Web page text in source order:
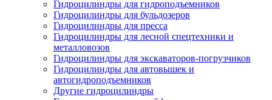
Гидроцилиндры для гидроподъемников
Гидроцилиндры для бульдозеров
Гидроцилиндры для пресса
Гидроцилиндры для лесной спецтехники и
металловозов
Гидроцилиндры для экскаваторов-погрузчиков
Гидроцилиндры для автовышек и
автогидроподъемников
Другие гидроцилиндры